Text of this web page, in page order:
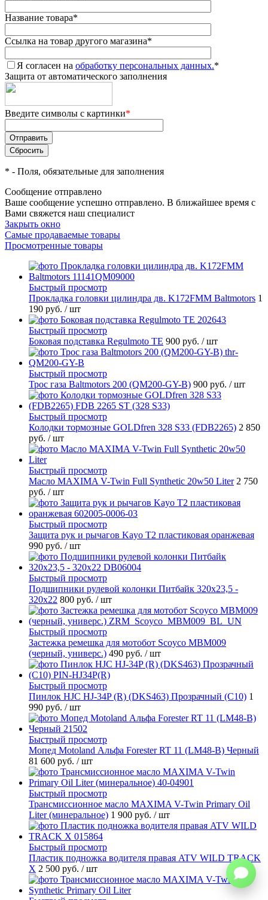
Название товара*
Ссылка на товар другого магазина*
Я согласен на обработку персональных данных.*
Защита от автоматического заполнения
Введите символы с картинки*
* - Поля, обязательные для заполнения
Сообщение отправлено
Ваше сообщение успешно отправлено. В ближайшее время с
Вами свяжется наш специалист
Закрыть окно
Самые продаваемые товары
Просмотренные товары
Быстрый просмотр
Прокладка головки цилиндра дв. K172FMM Baltmotors 1
190 руб. / шт
Быстрый просмотр
Боковая подставка Regulmoto TE 900 руб. / шт
Быстрый просмотр
Трос газа Baltmotors 200 (QM200-GY-B) 900 руб. / шт
Быстрый просмотр
Колодки тормозные GOLDfren 328 S33 (FDB2265) 2 850
руб. / шт
Быстрый просмотр
Масло MAXIMA V-Twin Full Synthetic 20w50 Liter 2 750
руб. / шт
Быстрый просмотр
Защита рук и рычагов Kayo T2 пластиковая оранжевая
990 руб. / шт
Быстрый просмотр
Подшипники рулевой колонки Питбайк 320x23,5 -
320x22 800 руб. / шт
Быстрый просмотр
Застежка ремешка для мотобот Scoyco MBM009
(черный, универс.) 490 руб. / шт
Быстрый просмотр
Пинлок HJC HJ-34P (R) (DKS463) Прозрачный (C10) 1
990 руб. / шт
Быстрый просмотр
Мопед Motoland Альфа Forester RT 11 (LM48-B) Черный
81 600 руб. / шт
Быстрый просмотр
Трансмиссионное масло MAXIMA V-Twin Primary Oil
Liter (минеральное) 1 900 руб. / шт
Быстрый просмотр
Пластик подножка водителя правая ATV WILD TRACK
X 2 500 руб. / шт